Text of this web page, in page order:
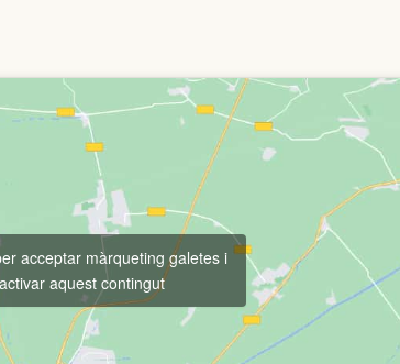
acceptar màrqueting galetes i
activar aquest contingut